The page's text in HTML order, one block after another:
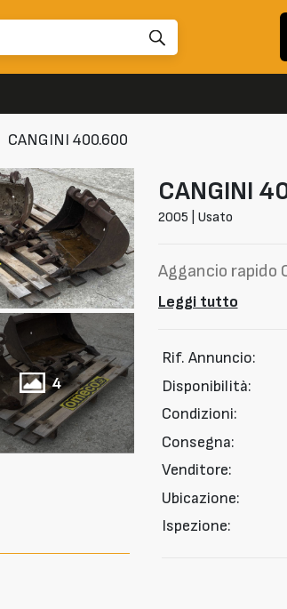
CANGINI 400.600
4
CANGINI
2005 | Usato
Aggancio rapido
Leggi tutto
Rif. Annuncio:
Disponibilità:
Condizioni:
Consegna:
Venditore:
Ubicazione:
Ispezione: